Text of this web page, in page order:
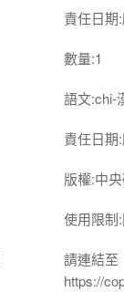
責任日期
數量:1
語文:chi-
責任日期
版權:中
使用限制
請連結至
https://